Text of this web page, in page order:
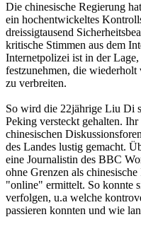
Die chinesische Regierung
ein hochentwickeltes
dreissigtausend
kritische Stimmen aus dem
Internetpolizei ist in der
festzunehmen, die wiederholt
zu verbreiten.
So wird die 22jährige Liu Di
Peking versteckt gehalten.
chinesischen
des Landes lustig gemacht.
eine Journalistin des BBC
ohne Grenzen als
"online" ermittelt. So konnte
verfolgen, u.a welche
passieren konnten und wie